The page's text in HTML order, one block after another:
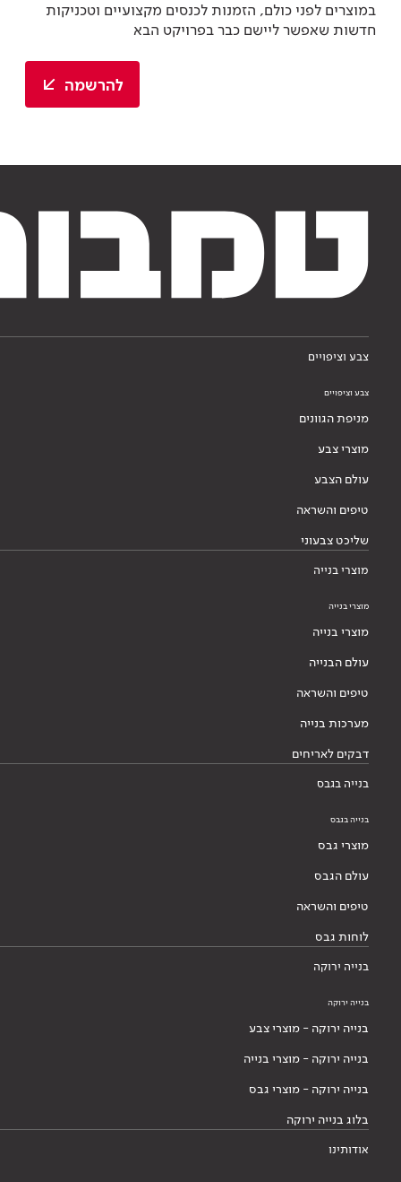
במוצרים לפני כולם, הזמנות לכנסים מקצועיים וטכניקות
חדשות שאפשר ליישם כבר בפרויקט הבא
להרשמה
צבע וציפויים
צבע וציפויים
מניפת הגוונים
מוצרי צבע
עולם הצבע
טיפים והשראה
שליכט צבעוני
מוצרי בנייה
מוצרי בנייה
מוצרי בנייה
עולם הבנייה
טיפים והשראה
מערכות בנייה
דבקים לאריחים
בנייה בגבס
בנייה בגבס
מוצרי גבס
עולם הגבס
טיפים והשראה
לוחות גבס
בנייה ירוקה
בנייה ירוקה
בנייה ירוקה - מוצרי צבע
בנייה ירוקה - מוצרי בנייה
בנייה ירוקה - מוצרי גבס
בלוג בנייה ירוקה
אודותינו